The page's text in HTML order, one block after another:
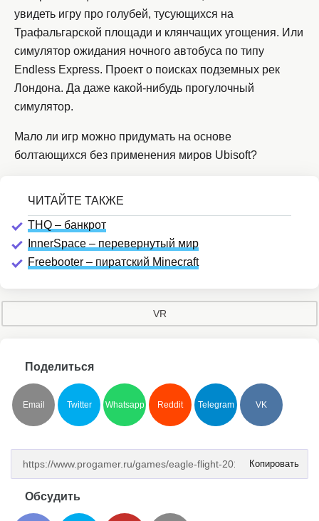
увидеть игру про голубей, тусующихся на
Трафальгарской площади и клянчащих угощения. Или
симулятор ожидания ночного автобуса по типу
Endless Express. Проект о поисках подземных рек
Лондона. Да даже какой-нибудь прогулочный
симулятор.
Мало ли игр можно придумать на основе
болтающихся без применения миров Ubisoft?
THQ – банкрот
InnerSpace – перевернутый мир
Freebooter – пиратский Minecraft
VR
Поделиться
Email Twitter Whatsapp Reddit Telegram VK
Копировать
Обсудить